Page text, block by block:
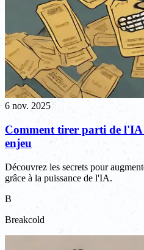
6 nov. 2025
Comment tirer parti de l'IA
enjeu
Découvrez les secrets pour
grâce à la puissance de l'IA.
B
Breakcold